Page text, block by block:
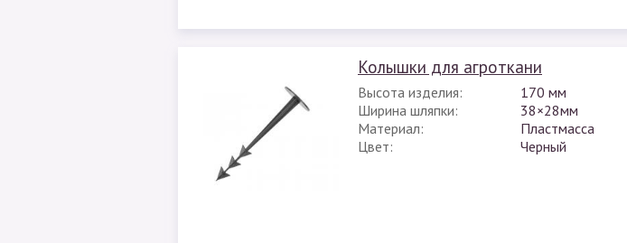
Колышки для агроткани
Высота изделия:
170 мм
Ширина шляпки:
38×28мм
Материал:
Пластмасса
Цвет:
Черный